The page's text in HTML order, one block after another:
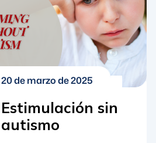
20 de marzo de 2025
Estimulación sin
autismo